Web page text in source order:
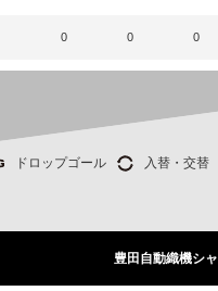
0 0 0
ドロップゴール 入替・交替
豊田自動織機シ